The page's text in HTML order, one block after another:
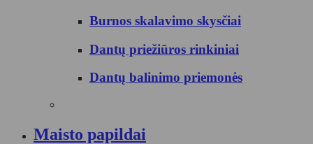
Burnos skalavimo skysčiai
Dantų priežiūros rinkiniai
Dantų balinimo priemonės
Maisto papildai